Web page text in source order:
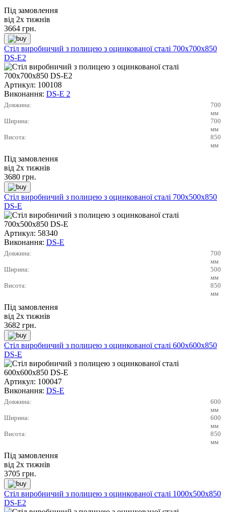
Під замовлення
від 2х тижнів
3664 грн.
Стіл виробничий з полицею з оцинкованої сталі 700х700х850
DS-E2
Артикул: 100108
Виконання: DS-E 2
Довжина:
700
мм
Ширина:
700
мм
Висота:
850
мм
Під замовлення
від 2х тижнів
3680 грн.
Стіл виробничий з полицею з оцинкованої сталі 700х500х850
DS-E
Артикул: 58340
Виконання: DS-E
Довжина:
700
мм
Ширина:
500
мм
Висота:
850
мм
Під замовлення
від 2х тижнів
3682 грн.
Стіл виробничий з полицею з оцинкованої сталі 600х600х850
DS-E
Артикул: 100047
Виконання: DS-E
Довжина:
600
мм
Ширина:
600
мм
Висота:
850
мм
Під замовлення
від 2х тижнів
3705 грн.
Стіл виробничий з полицею з оцинкованої сталі 1000х500х850
DS-E2